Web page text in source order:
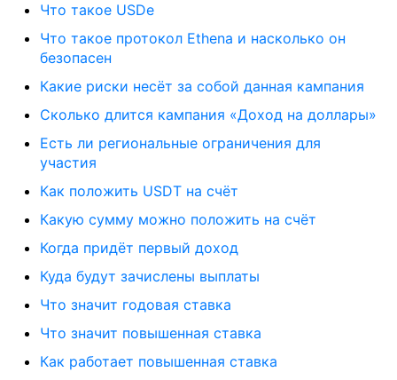
Что такое USDe
Что такое протокол Ethena и насколько он
безопасен
Какие риски несёт за собой данная кампания
Сколько длится кампания «Доход на доллары»
Есть ли региональные ограничения для
участия
Как положить USDT на счёт
Какую сумму можно положить на счёт
Когда придёт первый доход
Куда будут зачислены выплаты
Что значит годовая ставка
Что значит повышенная ставка
Как работает повышенная ставка